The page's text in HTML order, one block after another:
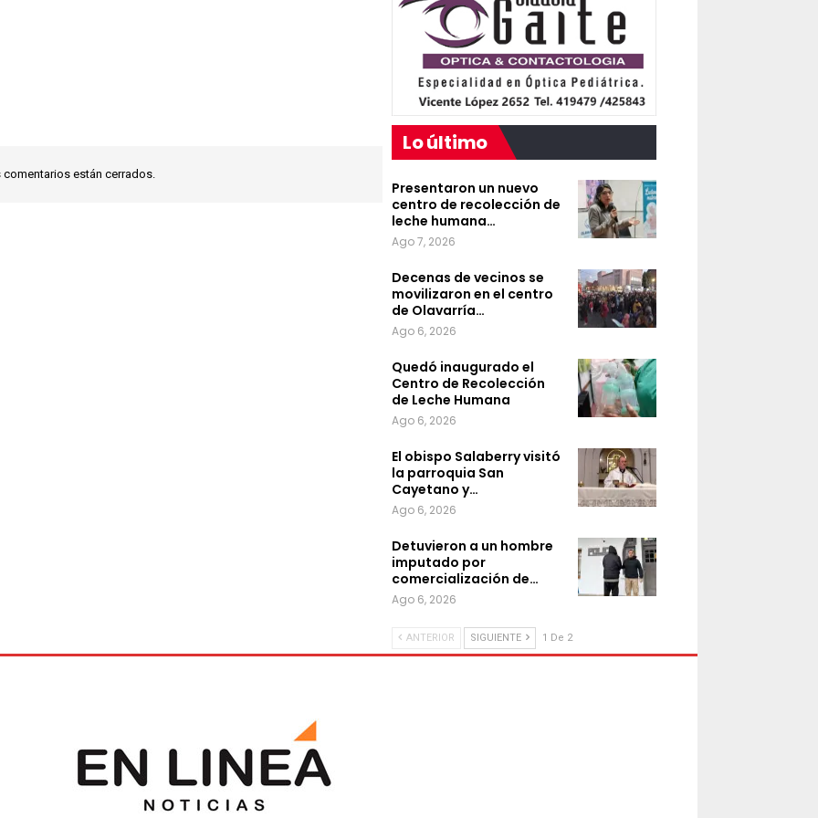
comentarios están cerrados.
Lo último
Presentaron un nuevo
centro de recolección de
leche humana…
Ago 7, 2026
Decenas de vecinos se
movilizaron en el centro
de Olavarría…
Ago 6, 2026
Quedó inaugurado el
Centro de Recolección
de Leche Humana
Ago 6, 2026
El obispo Salaberry visitó
la parroquia San
Cayetano y…
Ago 6, 2026
Detuvieron a un hombre
imputado por
comercialización de…
Ago 6, 2026
ANTERIOR SIGUIENTE 1 De 2